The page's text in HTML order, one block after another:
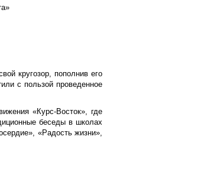
кругозор, пополнив его
с пользой проведенное
«Курс-Восток», где
беседы в школах
«Радость жизни»,